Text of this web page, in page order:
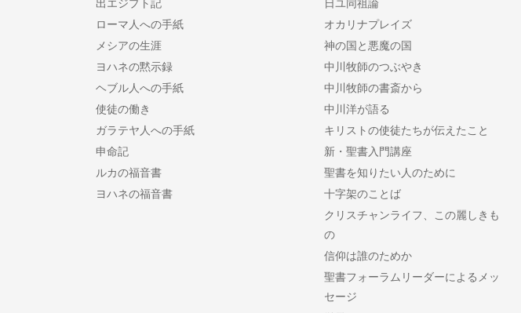
出エジプト記
ローマ人への手紙
メシアの生涯
ヨハネの黙示録
ヘブル人への手紙
使徒の働き
ガラテヤ人への手紙
申命記
ルカの福音書
ヨハネの福音書
日ユ同祖論
オカリナプレイズ
神の国と悪魔の国
中川牧師のつぶやき
中川牧師の書斎から
中川洋が語る
キリストの使徒たちが伝えたこと
新・聖書入門講座
聖書を知りたい人のために
十字架のことば
クリスチャンライフ、この麗しきも
の
信仰は誰のためか
聖書フォーラムリーダーによるメッ
セージ